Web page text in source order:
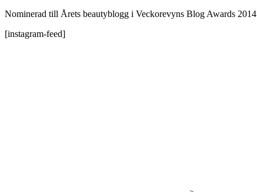
Nominerad till Årets beautyblogg i Veckorevyns Blog Awards 2014
[instagram-feed]